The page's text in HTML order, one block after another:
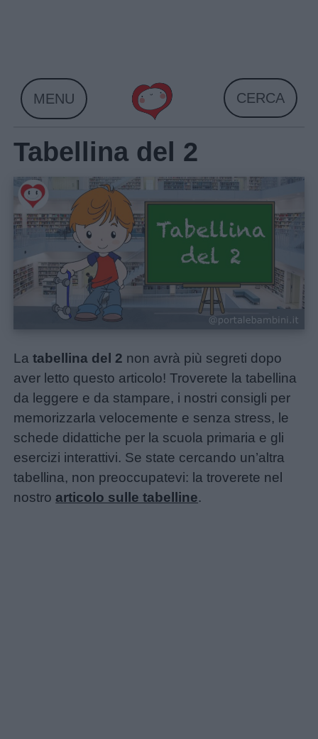
MENU CERCA
Tabellina del 2
Latabellina del 2 non avrà più segreti dopo
aver letto questo articolo! Troverete la tabellina
da leggere e da stampare, i nostri consigli per
memorizzarla velocemente e senza stress, le
schede didattiche per la scuola primaria e gli
esercizi interattivi. Se state cercando un’altra
tabellina, non preoccupatevi: la troverete nel
nostroarticolo sulle tabelline.